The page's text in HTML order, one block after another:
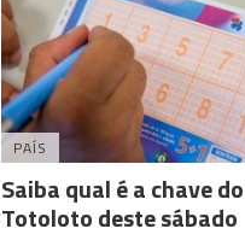
PAÍS
Saiba qual é a chave do
Totoloto deste sábado